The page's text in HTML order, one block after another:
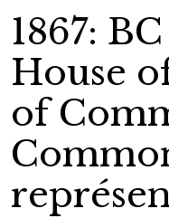
1867:
House
of